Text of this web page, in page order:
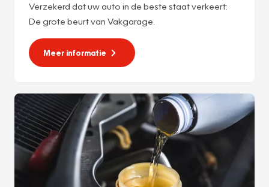
Verzekerd dat uw auto in de beste staat verkeert:
De grote beurt van Vakgarage.
Meer informatie